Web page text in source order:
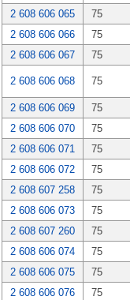
2 608 606 065
75
2 608 606 066
75
2 608 606 067
75
2 608 606 068 75
2 608 606 069
75
2 608 606 070
75
2 608 606 071
75
2 608 606 072
75
2 608 607 258
75
2 608 606 073
75
2 608 607 260
75
2 608 606 074
75
2 608 606 075
75
2 608 606 076
75